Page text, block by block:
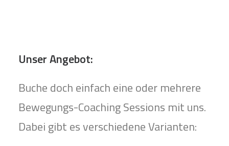
Unser Angebot:
Buche doch einfach eine oder mehrere
Bewegungs-Coaching Sessions mit uns.
Dabei gibt es verschiedene Varianten: